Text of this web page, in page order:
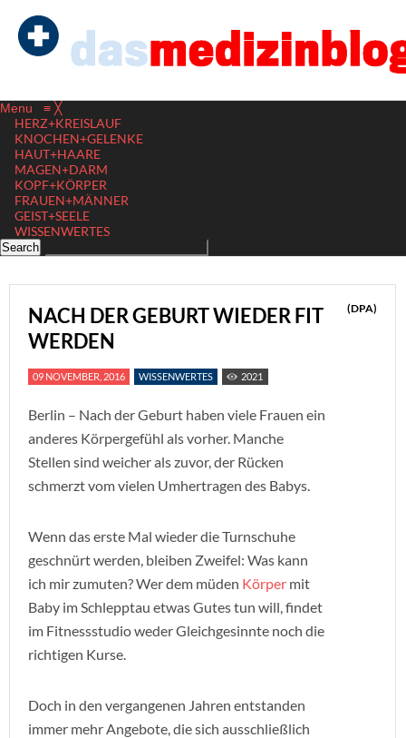
Menu ≡ ╳
HERZ+KREISLAUF
KNOCHEN+GELENKE
HAUT+HAARE
MAGEN+DARM
KOPF+KÖRPER
FRAUEN+MÄNNER
GEIST+SEELE
WISSENWERTES
NACH DER GEBURT WIEDER FIT
WERDEN
(DPA)
09 NOVEMBER, 2016 WISSENWERTES 2021
Berlin – Nach der Geburt haben viele Frauen ein
anderes Körpergefühl als vorher. Manche
Stellen sind weicher als zuvor, der Rücken
schmerzt vom vielen Umhertragen des Babys.
Wenn das erste Mal wieder die Turnschuhe
geschnürt werden, bleiben Zweifel: Was kann
ich mir zumuten? Wer dem müden Körper mit
Baby im Schlepptau etwas Gutes tun will, findet
im Fitnessstudio weder Gleichgesinnte noch die
richtigen Kurse.
Doch in den vergangenen Jahren entstanden
immer mehr Angebote, die sich ausschließlich